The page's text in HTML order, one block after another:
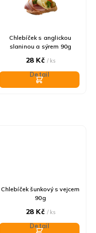
Chlebíček s anglickou
slaninou a sýrem 90g
28 Kč / ks
Detail
Chlebíček šunkový s vejcem
90g
28 Kč / ks
Detail